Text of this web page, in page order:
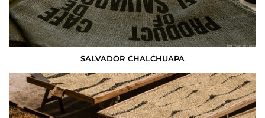
SALVADOR CHALCHUAPA